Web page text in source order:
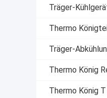
Träger-
Thermo
Träger-
Thermo König
Thermo König